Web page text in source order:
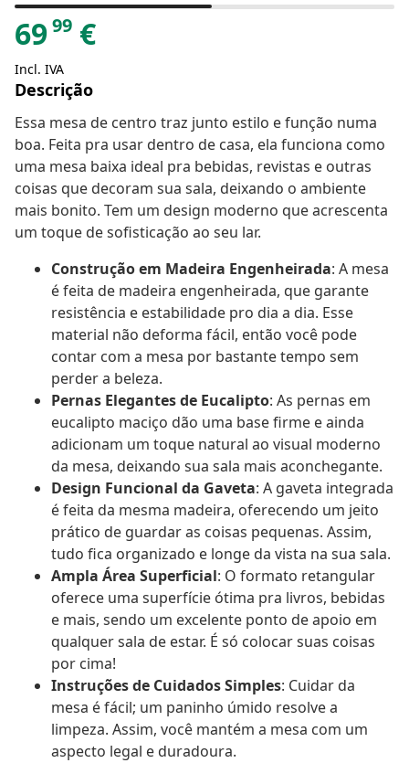
6999 €
Incl. IVA
Descrição
Essa mesa de centro traz junto estilo e função numa
boa. Feita pra usar dentro de casa, ela funciona como
uma mesa baixa ideal pra bebidas, revistas e outras
coisas que decoram sua sala, deixando o ambiente
mais bonito. Tem um design moderno que acrescenta
um toque de sofisticação ao seu lar.
Construção em Madeira Engenheirada: A mesa
é feita de madeira engenheirada, que garante
resistência e estabilidade pro dia a dia. Esse
material não deforma fácil, então você pode
contar com a mesa por bastante tempo sem
perder a beleza.
Pernas Elegantes de Eucalipto: As pernas em
eucalipto maciço dão uma base firme e ainda
adicionam um toque natural ao visual moderno
da mesa, deixando sua sala mais aconchegante.
Design Funcional da Gaveta: A gaveta integrada
é feita da mesma madeira, oferecendo um jeito
prático de guardar as coisas pequenas. Assim,
tudo fica organizado e longe da vista na sua sala.
Ampla Área Superficial: O formato retangular
oferece uma superfície ótima pra livros, bebidas
e mais, sendo um excelente ponto de apoio em
qualquer sala de estar. É só colocar suas coisas
por cima!
Instruções de Cuidados Simples: Cuidar da
mesa é fácil; um paninho úmido resolve a
limpeza. Assim, você mantém a mesa com um
aspecto legal e duradoura.